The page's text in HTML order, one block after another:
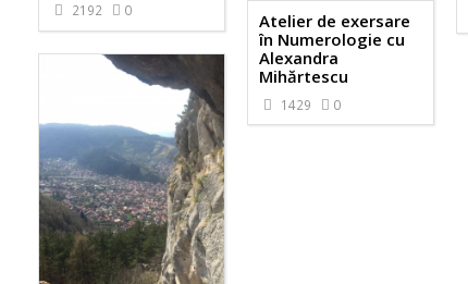
2192 0
Atelier de exersare
în Numerologie cu
Alexandra
Mihărtescu
1429 0